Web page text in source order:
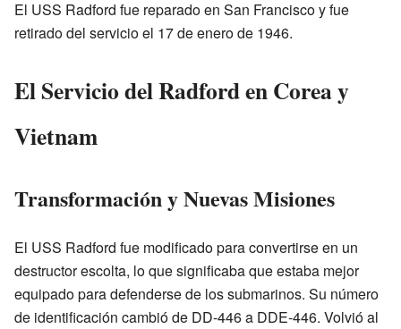
El USS Radford fue reparado en San Francisco y fue
retirado del servicio el 17 de enero de 1946.
El Servicio del Radford en Corea y
Vietnam
Transformación y Nuevas Misiones
El USS Radford fue modificado para convertirse en un
destructor escolta, lo que significaba que estaba mejor
equipado para defenderse de los submarinos. Su número
de identificación cambió de DD-446 a DDE-446. Volvió al